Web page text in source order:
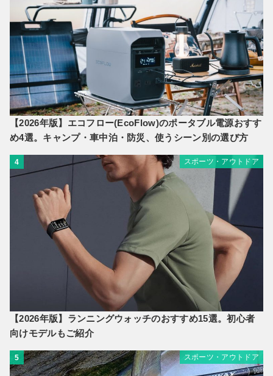
【2026年版】エコフロー(EcoFlow)のポータブル電源おすす
め4選。キャンプ・車中泊・防災、使うシーン別の選び方
4 スポーツ・アウトドア
【2026年版】ランニングウォッチのおすすめ15選。初心者
向けモデルもご紹介
5 スポーツ・アウトドア